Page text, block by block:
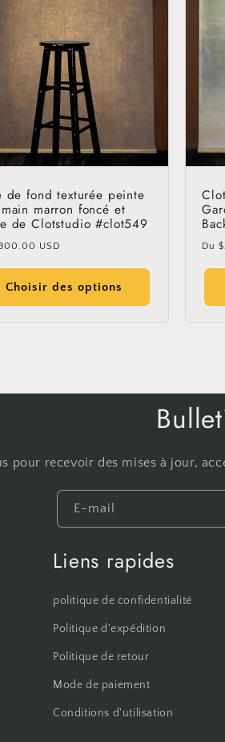
de fond texturée peinte
marron foncé et
de Clotstudio #clot549
USD
Choisir des options
Prix
Du
pour recevoir des mises à jour,
E-mail
Liens rapides
politique de confidentialité
Politique d'expédition
Politique de retour
Mode de paiement
Conditions d'utilisation
By signing up, you agree to
No